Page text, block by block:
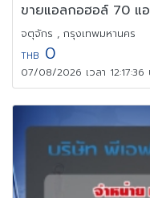
จตุจักร , กรุงเทพมหานคร
THB 0
07/08/2026 เวลา 12:17:36